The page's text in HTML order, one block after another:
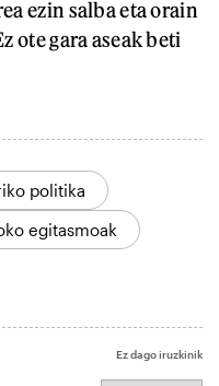
ezin salba eta orain
ote gara aseak beti
politika
egitasmoak
Ez dago iruzkinik